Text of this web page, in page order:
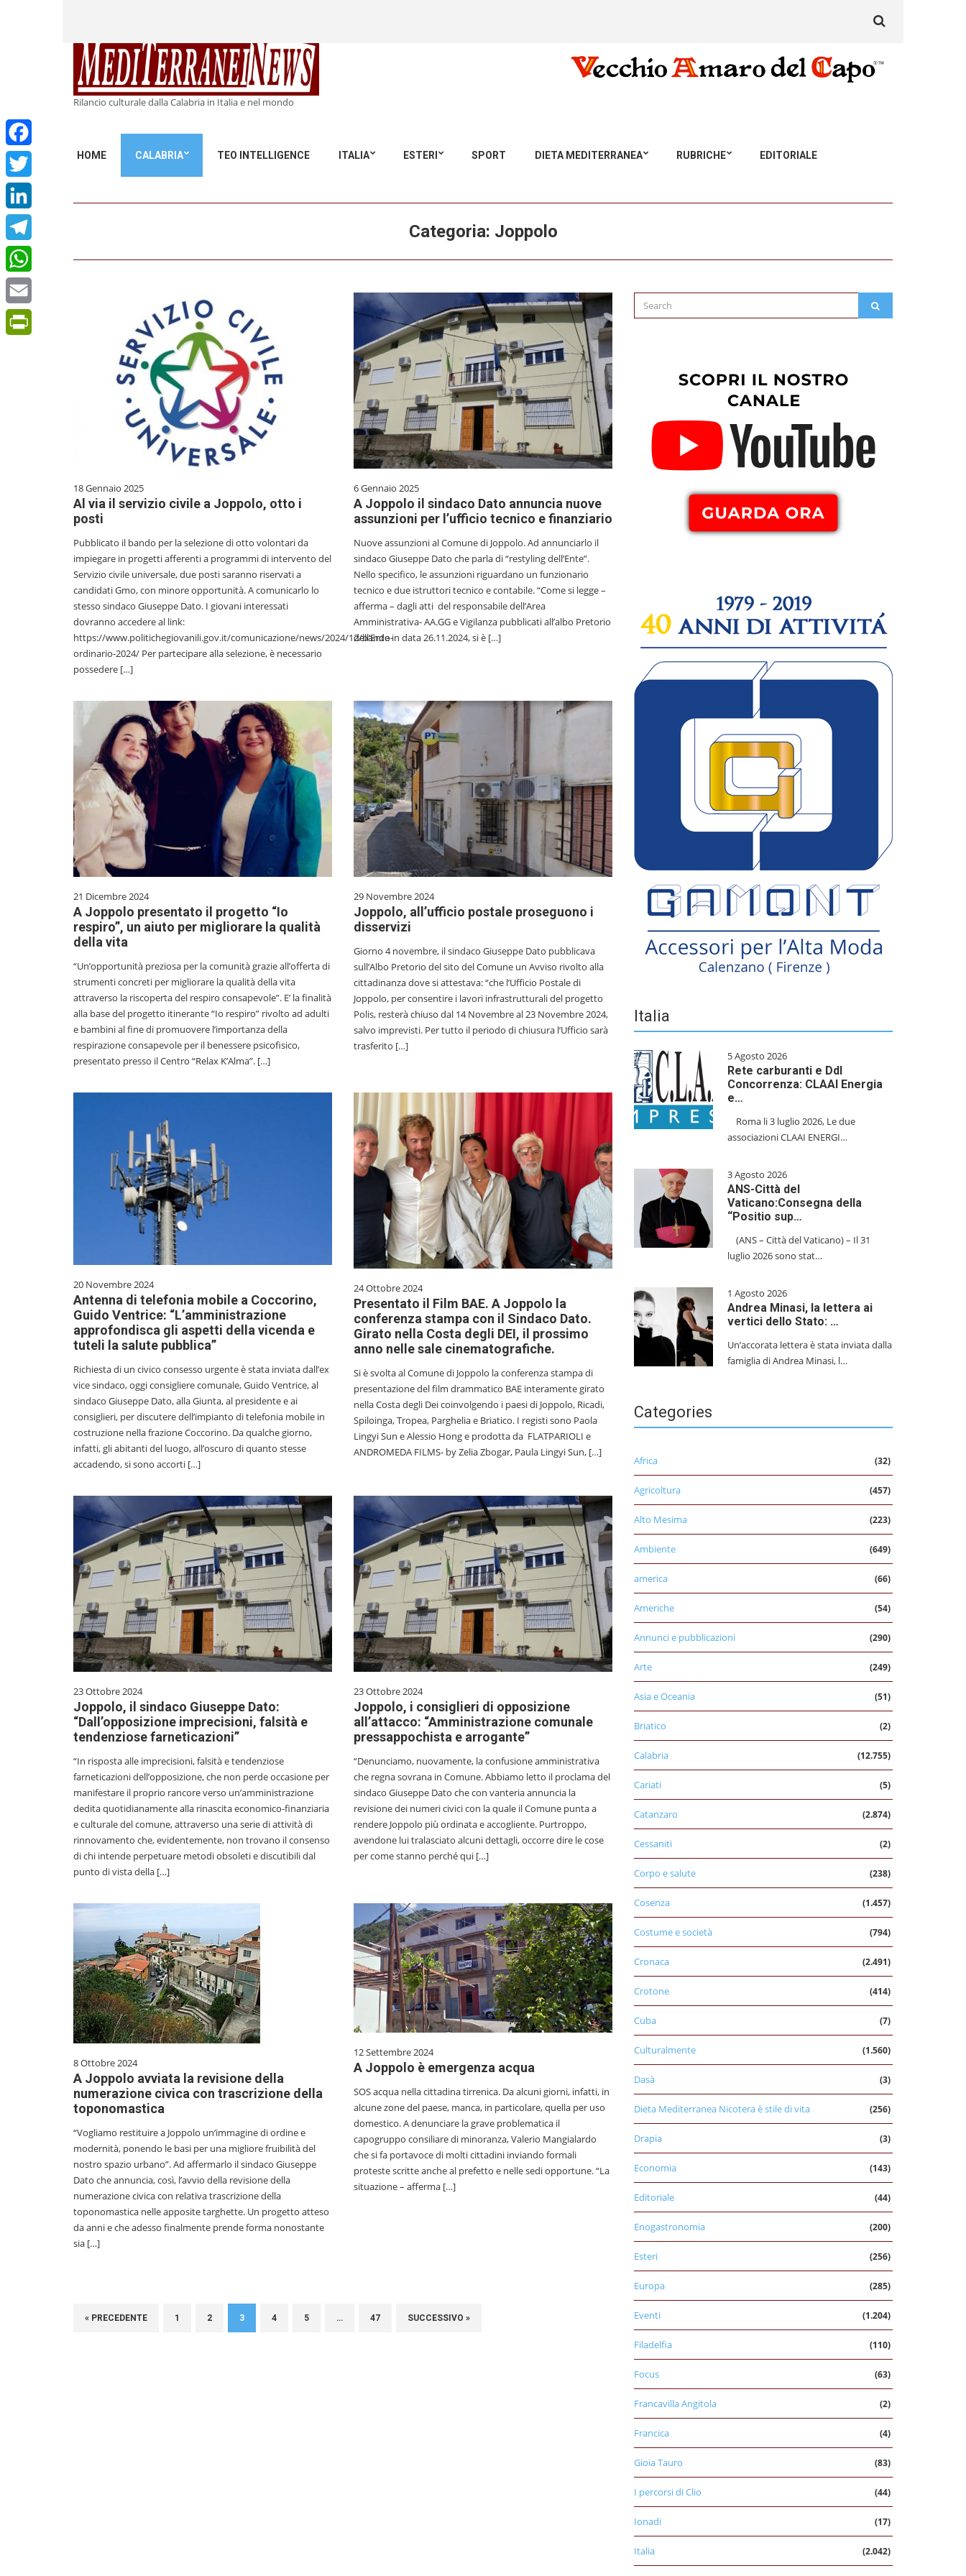
Rilancio culturale dalla Calabria in Italia e nel mondo
HOME CALABRIA TEO INTELLIGENCE ITALIA ESTERI SPORT DIETA MEDITERRANEA RUBRICHE EDITORIALE
for:
Facebook
Twitter
LinkedIn
Telegram
WhatsApp
Email
Categoria: Joppolo
18 Gennaio 2025
Al via il servizio civile a Joppolo, otto i
posti
Pubblicato il bando per la selezione di otto volontari da
impiegare in progetti afferenti a programmi di intervento del
Servizio civile universale, due posti saranno riservati a
candidati Gmo, con minore opportunità. A comunicarlo lo
stesso sindaco Giuseppe Dato. I giovani interessati
dovranno accedere al link:
https://www.politichegiovanili.gov.it/comunicazione/news/2024/12/bando-
ordinario-2024/ Per partecipare alla selezione, è necessario
possedere […]
6 Gennaio 2025
A Joppolo il sindaco Dato annuncia nuove
assunzioni per l’ufficio tecnico e finanziario
Nuove assunzioni al Comune di Joppolo. Ad annunciarlo il
sindaco Giuseppe Dato che parla di “restyling dell’Ente”.
Nello specifico, le assunzioni riguardano un funzionario
tecnico e due istruttori tecnico e contabile. “Come si legge –
afferma – dagli atti del responsabile dell’Area
Amministrativa- AA.GG e Vigilanza pubblicati all’albo Pretorio
dell’Ente in data 26.11.2024, si è […]
21 Dicembre 2024
A Joppolo presentato il progetto “Io
respiro”, un aiuto per migliorare la qualità
della vita
“Un’opportunità preziosa per la comunità grazie all’offerta di
strumenti concreti per migliorare la qualità della vita
attraverso la riscoperta del respiro consapevole”. E’ la finalità
alla base del progetto itinerante “Io respiro” rivolto ad adulti
e bambini al fine di promuovere l’importanza della
respirazione consapevole per il benessere psicofisico,
presentato presso il Centro “Relax K’Alma”. […]
29 Novembre 2024
Joppolo, all’ufficio postale proseguono i
disservizi
Giorno 4 novembre, il sindaco Giuseppe Dato pubblicava
sull’Albo Pretorio del sito del Comune un Avviso rivolto alla
cittadinanza dove si attestava: “che l’Ufficio Postale di
Joppolo, per consentire i lavori infrastrutturali del progetto
Polis, resterà chiuso dal 14 Novembre al 23 Novembre 2024,
salvo imprevisti. Per tutto il periodo di chiusura l’Ufficio sarà
trasferito […]
20 Novembre 2024
Antenna di telefonia mobile a Coccorino,
Guido Ventrice: “L’amministrazione
approfondisca gli aspetti della vicenda e
tuteli la salute pubblica”
Richiesta di un civico consesso urgente è stata inviata dall’ex
vice sindaco, oggi consigliere comunale, Guido Ventrice, al
sindaco Giuseppe Dato, alla Giunta, al presidente e ai
consiglieri, per discutere dell’impianto di telefonia mobile in
costruzione nella frazione Coccorino. Da qualche giorno,
infatti, gli abitanti del luogo, all’oscuro di quanto stesse
accadendo, si sono accorti […]
24 Ottobre 2024
Presentato il Film BAE. A Joppolo la
conferenza stampa con il Sindaco Dato.
Girato nella Costa degli DEI, il prossimo
anno nelle sale cinematografiche.
Si è svolta al Comune di Joppolo la conferenza stampa di
presentazione del film drammatico BAE interamente girato
nella Costa degli Dei coinvolgendo i paesi di Joppolo, Ricadi,
Spiloinga, Tropea, Parghelia e Briatico. I registi sono Paola
Lingyi Sun e Alessio Hong e prodotta da FLATPARIOLI e
ANDROMEDA FILMS- by Zelia Zbogar, Paula Lingyi Sun, […]
23 Ottobre 2024
Joppolo, il sindaco Giuseppe Dato:
“Dall’opposizione imprecisioni, falsità e
tendenziose farneticazioni”
“In risposta alle imprecisioni, falsità e tendenziose
farneticazioni dell’opposizione, che non perde occasione per
manifestare il proprio rancore verso un’amministrazione
dedita quotidianamente alla rinascita economico-finanziaria
e culturale del comune, attraverso una serie di attività di
rinnovamento che, evidentemente, non trovano il consenso
di chi intende perpetuare metodi obsoleti e discutibili dal
punto di vista della […]
23 Ottobre 2024
Joppolo, i consiglieri di opposizione
all’attacco: “Amministrazione comunale
pressappochista e arrogante”
“Denunciamo, nuovamente, la confusione amministrativa
che regna sovrana in Comune. Abbiamo letto il proclama del
sindaco Giuseppe Dato che con vanteria annuncia la
revisione dei numeri civici con la quale il Comune punta a
rendere Joppolo più ordinata e accogliente. Purtroppo,
avendone lui tralasciato alcuni dettagli, occorre dire le cose
per come stanno perché qui […]
8 Ottobre 2024
A Joppolo avviata la revisione della
numerazione civica con trascrizione della
toponomastica
“Vogliamo restituire a Joppolo un’immagine di ordine e
modernità, ponendo le basi per una migliore fruibilità del
nostro spazio urbano”. Ad affermarlo il sindaco Giuseppe
Dato che annuncia, così, l’avvio della revisione della
numerazione civica con relativa trascrizione della
toponomastica nelle apposite targhette. Un progetto atteso
da anni e che adesso finalmente prende forma nonostante
sia […]
12 Settembre 2024
A Joppolo è emergenza acqua
SOS acqua nella cittadina tirrenica. Da alcuni giorni, infatti, in
alcune zone del paese, manca, in particolare, quella per uso
domestico. A denunciare la grave problematica il
capogruppo consiliare di minoranza, Valerio Mangialardo
che si fa portavoce di molti cittadini inviando formali
proteste scritte anche al prefetto e nelle sedi opportune. “La
situazione – afferma […]
« PRECEDENTE 1 2 3 4 5 … 47 SUCCESSIVO »
Search
for:
Italia
5 Agosto 2026
Rete carburanti e Ddl
Concorrenza: CLAAI Energia
e…
​Roma li 3 luglio 2026, Le due
associazioni CLAAI ENERGI…
3 Agosto 2026
ANS-Città del
Vaticano:Consegna della
“Positio sup…
(ANS – Città del Vaticano) – Il 31
luglio 2026 sono stat…
1 Agosto 2026
Andrea Minasi, la lettera ai
vertici dello Stato: …
Un’accorata lettera è stata inviata dalla
famiglia di Andrea Minasi, l…
Categories
Africa (32)
Agricoltura (457)
Alto Mesima (223)
Ambiente (649)
america (66)
Americhe (54)
Annunci e pubblicazioni (290)
Arte (249)
Asia e Oceania (51)
Briatico (2)
Calabria (12.755)
Cariati (5)
Catanzaro (2.874)
Cessaniti (2)
Corpo e salute (238)
Cosenza (1.457)
Costume e società (794)
Cronaca (2.491)
Crotone (414)
Cuba (7)
Culturalmente (1.560)
Dasà (3)
Dieta Mediterranea Nicotera è stile di vita (256)
Drapia (3)
Economia (143)
Editoriale (44)
Enogastronomia (200)
Esteri (256)
Europa (285)
Eventi (1.204)
Filadelfia (110)
Focus (63)
Francavilla Angitola (2)
Francica (4)
Gioia Tauro (83)
I percorsi di Clio (44)
Ionadi (17)
Italia (2.042)